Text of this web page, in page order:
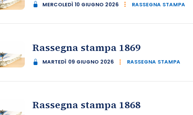
MERCOLEDÌ 10 GIUGNO 2026 RASSEGNA STAMPA
Rassegna stampa 1869
MARTEDÌ 09 GIUGNO 2026 RASSEGNA STAMPA
Rassegna stampa 1868